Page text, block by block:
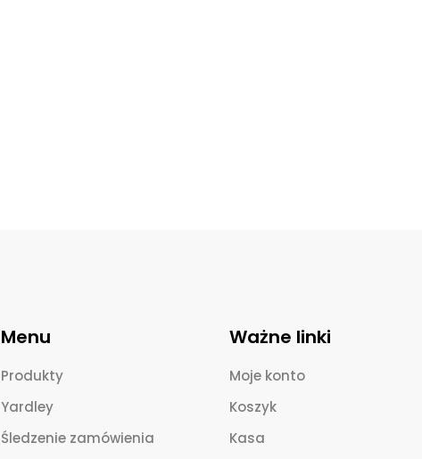
Menu
Produkty
Yardley
Śledzenie zamówienia
Ważne linki
Moje konto
Koszyk
Kasa